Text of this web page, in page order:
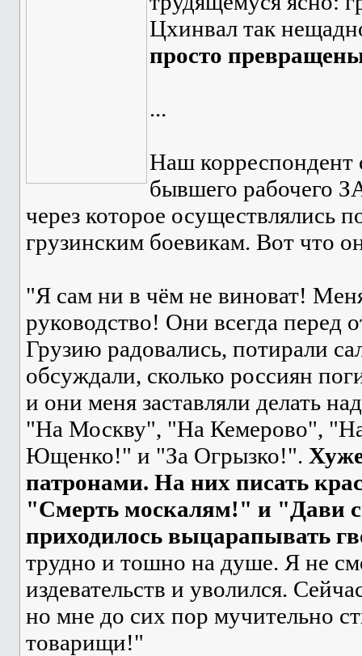
Цхинвал так
просто
...
Наш корреспондент
бывшего рабочего
через которое осуществлялись
грузинским боевикам. Вот что
"Я сам ни в чём не виноват!
руководство! Они всегда перед
Грузию радовались, потирали
обсуждали, сколько россиян
и они меня заставляли делать
"На Москву", "На Кемерово",
Ющенко!" и "За Огрызко!".
патронами. На них писать
"Смерть москалям!" и "Дави
приходилось выцарапывать
трудно и тошно на душе. Я не
издевательств и уволился.
но мне до сих пор мучительно
товарищи!"